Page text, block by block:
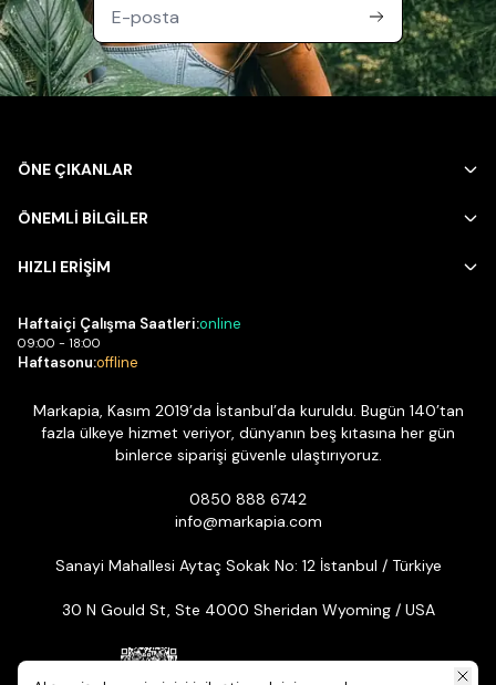
ÖNE ÇIKANLAR
ÖNEMLİ BİLGİLER
HIZLI ERİŞİM
Haftaiçi Çalışma Saatleri:online
09:00 - 18:00
Haftasonu:offline
Markapia, Kasım 2019’da İstanbul’da kuruldu. Bugün 140’tan
fazla ülkeye hizmet veriyor, dünyanın beş kıtasına her gün
binlerce siparişi güvenle ulaştırıyoruz.
0850 888 6742
info@markapia.com
Sanayi Mahallesi Aytaç Sokak No: 12 İstanbul / Türkiye
30 N Gould St, Ste 4000 Sheridan Wyoming / USA